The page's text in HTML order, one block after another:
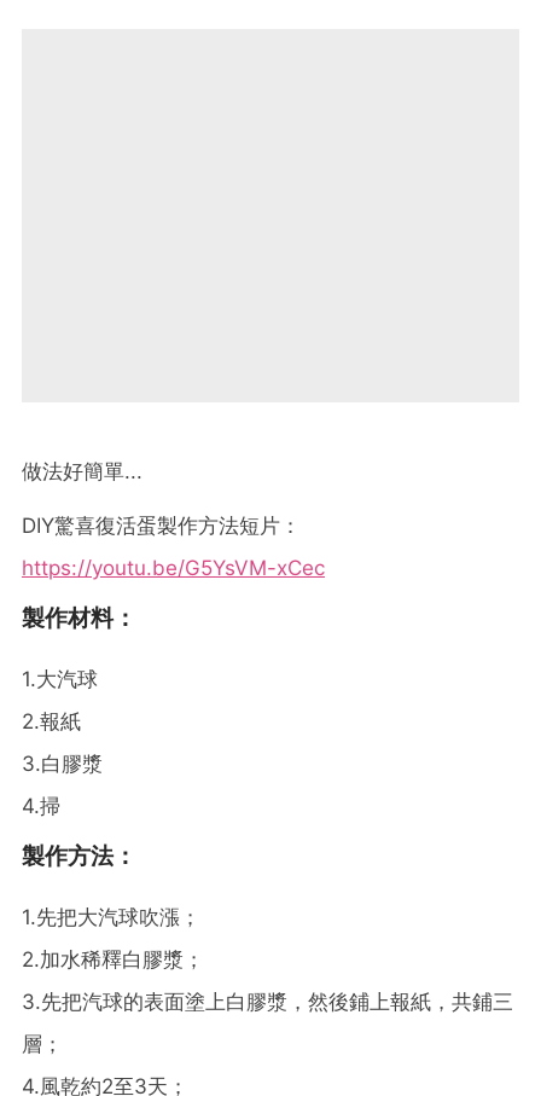
做法好簡單...
DIY驚喜復活蛋製作方法短片：
https://youtu.be/G5YsVM-xCec
製作材料：
1.大汽球
2.報紙
3.白膠漿
4.掃
製作方法：
1.先把大汽球吹漲；
2.加水稀釋白膠漿；
3.先把汽球的表面塗上白膠漿，然後鋪上報紙，共鋪三
層；
4.風乾約2至3天；